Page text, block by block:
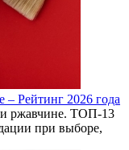
– Рейтинг 2026 года
и ржавчине. ТОП-13
при выборе,